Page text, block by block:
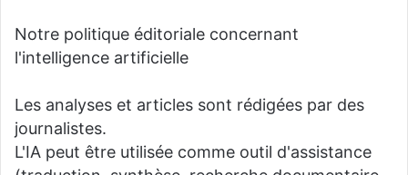
Notre politique éditoriale concernant
l'intelligence artificielle
Les analyses et articles sont rédigées par des
journalistes.
L'IA peut être utilisée comme outil d'assistance